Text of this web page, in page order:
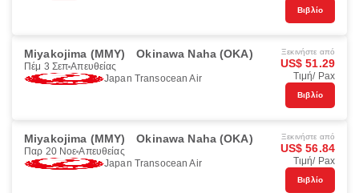
Βιβλίο
Miyakojima (MMY) Okinawa Naha (OKA)
Πέμ 3 Σεπ Απευθείας
Japan Transocean Air
Ξεκινήστε από
US$ 51.29
Τιμή/ Pax
Βιβλίο
Miyakojima (MMY) Okinawa Naha (OKA)
Παρ 20 Νοε Απευθείας
Japan Transocean Air
Ξεκινήστε από
US$ 56.84
Τιμή/ Pax
Βιβλίο